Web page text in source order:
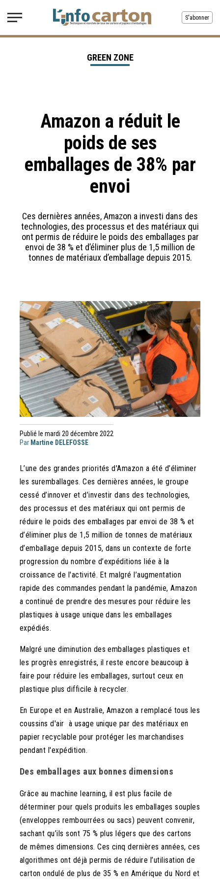
S'abonner
Amazon a réduit le
poids de ses
emballages de 38% par
envoi
Ces dernières années, Amazon a investi dans des
technologies, des processus et des matériaux qui
ont permis de réduire le poids des emballages par
envoi de 38 % et d’éliminer plus de 1,5 million de
tonnes de matériaux d’emballage depuis 2015.
GREEN ZONE
Publié le mardi 20 décembre 2022
Par Martine DELEFOSSE
L’une des grandes priorités d'Amazon a été d’éliminer
les suremballages. Ces dernières années, le groupe
cessé d’innover et d’investir dans des technologies,
des processus et des matériaux qui ont permis de
réduire le poids des emballages par envoi de 38 % et
d’éliminer plus de 1,5 million de tonnes de matériaux
d’emballage depuis 2015, dans un contexte de forte
progression du nombre d’expéditions liée à la
croissance de l'activité. Et malgré l’augmentation
rapide des commandes pendant la pandémie, Amazon
a continué de prendre des mesures pour réduire les
plastiques à usage unique dans les emballages
expédiés.
Malgré une diminution des emballages plastiques et
les progrès enregistrés, il reste encore beaucoup à
faire pour réduire les emballages, surtout ceux en
plastique plus difficile à recycler.
En Europe et en Australie, Amazon a remplacé tous les
coussins d'air à usage unique par des matériaux en
papier recyclable pour protéger les marchandises
pendant l'expédition.
Des emballages aux bonnes dimensions
Grâce au machine learning, il est plus facile de
déterminer pour quels produits les emballages souples
(enveloppes rembourrées ou sacs) peuvent convenir,
sachant qu’ils sont 75 % plus légers que des cartons
de mêmes dimensions. Ces cinq dernières années, ces
algorithmes ont déjà permis de réduire l’utilisation de
carton ondulé de plus de 35 % en Amérique du Nord et